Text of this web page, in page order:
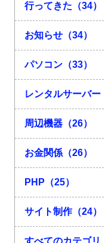
行ってきた（34）
お知らせ（34）
パソコン（33）
レンタルサーバー
周辺機器（26）
お金関係（26）
PHP（25）
サイト制作（24）
すべてのカテゴリ